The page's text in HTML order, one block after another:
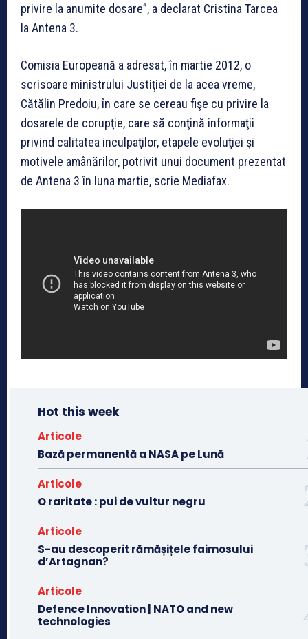
privire la anumite dosare”, a declarat Cristina Tarcea
la Antena 3.
Comisia Europeană a adresat, în martie 2012, o
scrisoare ministrului Justiţiei de la acea vreme,
Cătălin Predoiu, în care se cereau fişe cu privire la
dosarele de corupţie, care să conţină informaţii
privind calitatea inculpaţilor, etapele evoluţiei şi
motivele amânărilor, potrivit unui document prezentat
de Antena 3 în luna martie, scrie Mediafax.
Hot this week
Articole
Bază permanentă a NASA pe Lună
Articole
O raritate : pui de vultur negru
Articole
S-au descoperit rămășițele faimosului
d’Artagnan?
Articole
Defence Innovation | NATO and new
technologies